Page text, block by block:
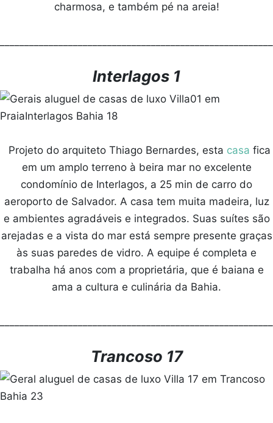
charmosa, e também pé na areia!
Interlagos 1
Projeto do arquiteto Thiago Bernardes, esta casa fica
em um amplo terreno à beira mar no excelente
condomínio de Interlagos, a 25 min de carro do
aeroporto de Salvador. A casa tem muita madeira, luz
e ambientes agradáveis e integrados. Suas suítes são
arejadas e a vista do mar está sempre presente graças
às suas paredes de vidro. A equipe é completa e
trabalha há anos com a proprietária, que é baiana e
ama a cultura e culinária da Bahia.
Trancoso 17